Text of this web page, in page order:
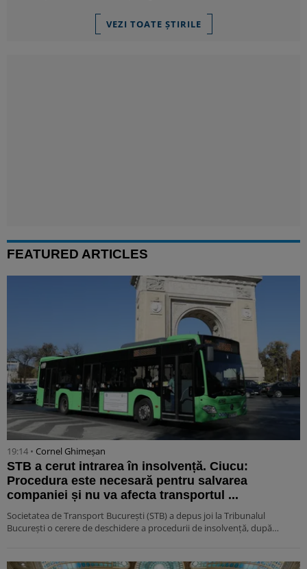
VEZI TOATE ȘTIRILE
FEATURED ARTICLES
19:14 • Cornel Ghimeșan
STB a cerut intrarea în insolvență. Ciucu:
Procedura este necesară pentru salvarea
companiei și nu va afecta transportul ...
Societatea de Transport București (STB) a depus joi la Tribunalul
București o cerere de deschidere a procedurii de insolvență, după…